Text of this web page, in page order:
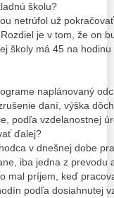
školu?
netrúfol už
je v tom, že on
školy má 45 na
naplánovaný
daní, výška
podľa vzdelanostnej
ďalej?
v dnešnej dobe
iba jedna z prevodu
mal príjem, keď
podľa dosiahnutej